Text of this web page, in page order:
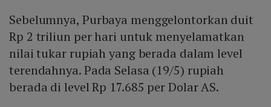
Sebelumnya, Purbaya menggelontorkan duit
Rp 2 triliun per hari untuk menyelamatkan
nilai tukar rupiah yang berada dalam level
terendahnya. Pada Selasa (19/5) rupiah
berada di level Rp 17.685 per Dolar AS.